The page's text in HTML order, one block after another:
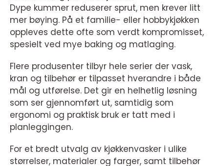
Dype kummer reduserer sprut, men krever litt
mer bøying. På et familie- eller hobbykjøkken
oppleves dette ofte som verdt kompromisset,
spesielt ved mye baking og matlaging.
Flere produsenter tilbyr hele serier der vask,
kran og tilbehør er tilpasset hverandre i både
mål og utførelse. Det gir en helhetlig løsning
som ser gjennomført ut, samtidig som
ergonomi og praktisk bruk er tatt med i
planleggingen.
For et bredt utvalg av kjøkkenvasker i ulike
størrelser, materialer og farger, samt tilbehør